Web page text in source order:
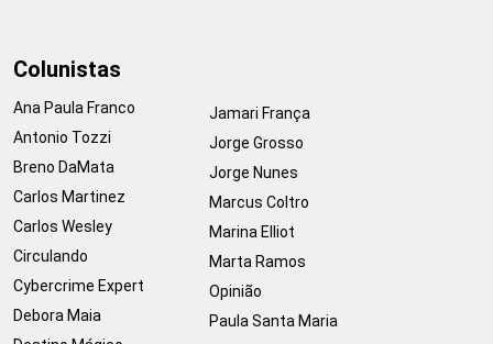
Colunistas
Ana Paula Franco
Antonio Tozzi
Breno DaMata
Carlos Martinez
Carlos Wesley
Circulando
Cybercrime Expert
Debora Maia
Jamari França
Jorge Grosso
Jorge Nunes
Marcus Coltro
Marina Elliot
Marta Ramos
Opinião
Paula Santa Maria